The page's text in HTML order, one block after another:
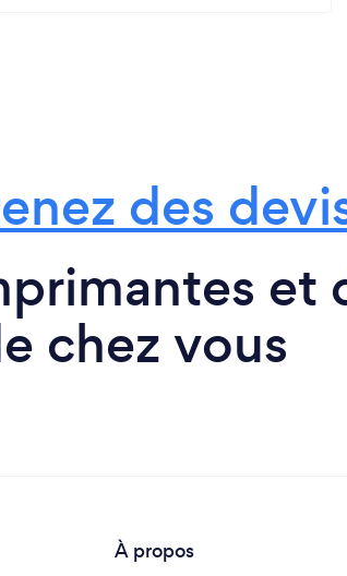
des
et
chez vous
À propos